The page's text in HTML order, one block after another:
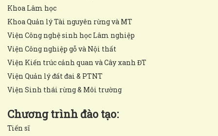
Khoa Lâm học
Khoa Quản lý Tài nguyên rừng và MT
Viện Công nghệ sinh học Lâm nghiệp
Viện Công nghiệp gỗ và Nội thất
Viện Kiến trúc cảnh quan và Cây xanh ĐT
Viện Quản lý đất đai & PTNT
Viện Sinh thái rừng & Môi trường
Chương trình đào tạo:
Tiến sĩ